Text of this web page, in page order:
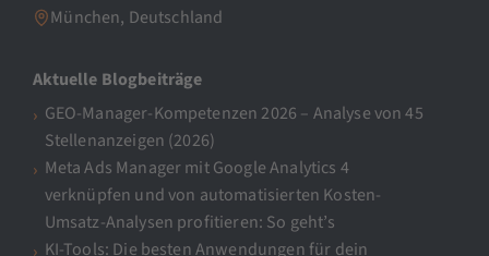
München, Deutschland
Aktuelle Blogbeiträge
GEO-Manager-Kompetenzen 2026 – Analyse von 45
Stellenanzeigen (2026)
Meta Ads Manager mit Google Analytics 4
verknüpfen und von automatisierten Kosten-
Umsatz-Analysen profitieren: So geht’s
KI-Tools: Die besten Anwendungen für dein